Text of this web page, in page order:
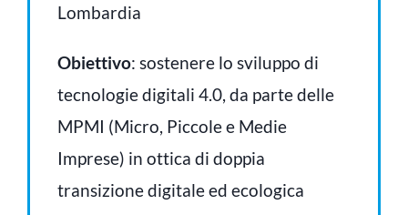
Lombardia
Obiettivo: sostenere lo sviluppo di
tecnologie digitali 4.0, da parte delle
MPMI (Micro, Piccole e Medie
Imprese) in ottica di doppia
transizione digitale ed ecologica